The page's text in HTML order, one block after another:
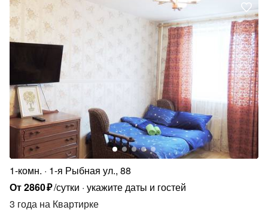
1-комн.
1-я Рыбная ул., 88
От2860₽/сутки укажите даты и гостей
3 года на Квартирке